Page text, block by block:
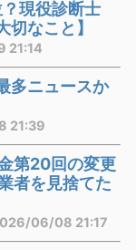
現役診断士
なこと】
21:14
多ニュースか
21:39
第20回の変更
者を見捨てた
06/08 21:17